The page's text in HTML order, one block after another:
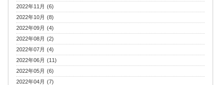
2022年11月 (6)
2022年10月 (8)
2022年09月 (4)
2022年08月 (2)
2022年07月 (4)
2022年06月 (11)
2022年05月 (6)
2022年04月 (7)